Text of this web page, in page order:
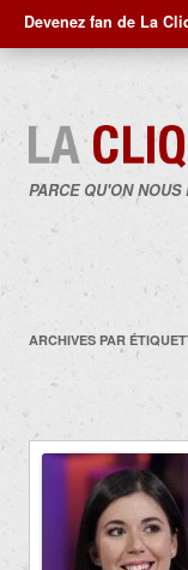
Devenez fan de La
PARCE QU'ON NOUS
ARCHIVES PAR